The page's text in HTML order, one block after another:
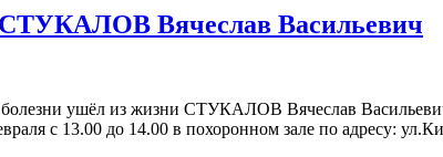
Вячеслав Васильевич
ушёл из жизни СТУКАЛОВ Вячеслав
с 13.00 до 14.00 в похоронном зале по адресу: